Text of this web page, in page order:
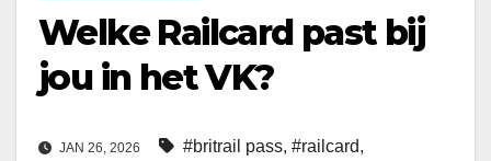
Welke Railcard past bij
jou in het VK?
JAN 26, 2026 #britrail pass, #railcard,